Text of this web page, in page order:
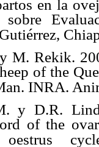
en la
sobre
M. Rekik.
of the
INRA.
y D.R.
of the
oestrus